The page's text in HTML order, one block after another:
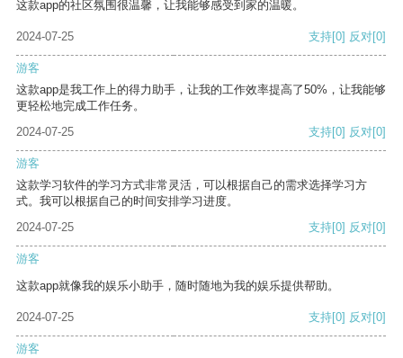
这款app的社区氛围很温馨，让我能够感受到家的温暖。
2024-07-25 支持[0] 反对[0]
游客
这款app是我工作上的得力助手，让我的工作效率提高了50%，让我能够
更轻松地完成工作任务。
2024-07-25
支持[0] 反对[0]
游客
这款学习软件的学习方式非常灵活，可以根据自己的需求选择学习方
式。我可以根据自己的时间安排学习进度。
2024-07-25
支持[0] 反对[0]
游客
这款app就像我的娱乐小助手，随时随地为我的娱乐提供帮助。
2024-07-25 支持[0] 反对[0]
游客